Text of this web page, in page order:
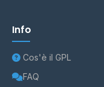
Info
Cos'è il GPL
FAQ